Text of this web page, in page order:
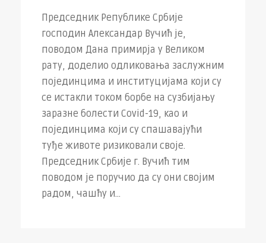
Председник Републике Србије
господин Александар Вучић је,
поводом Дана примирја у Великом
рату, доделио одликовања заслужним
појединцима и институцијама који су
се истакли током борбе на сузбијању
заразне болести Covid-19, као и
појединцима који су спашавајући
туђе животе ризиковали своје.
Председник Србије г. Вучић тим
поводом је поручио да су они својим
радом, чашћу и...